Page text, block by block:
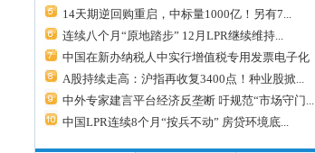
14天期逆回购重启，中标量1000亿！另有7...
连续八个月“原地踏步” 12月LPR继续维持...
中国在新办纳税人中实行增值税专用发票电子化
A股持续走高：沪指再收复3400点！种业股掀...
中外专家建言平台经济反垄断 吁规范“市场守门...
中国LPR连续8个月“按兵不动” 房贷环境底...